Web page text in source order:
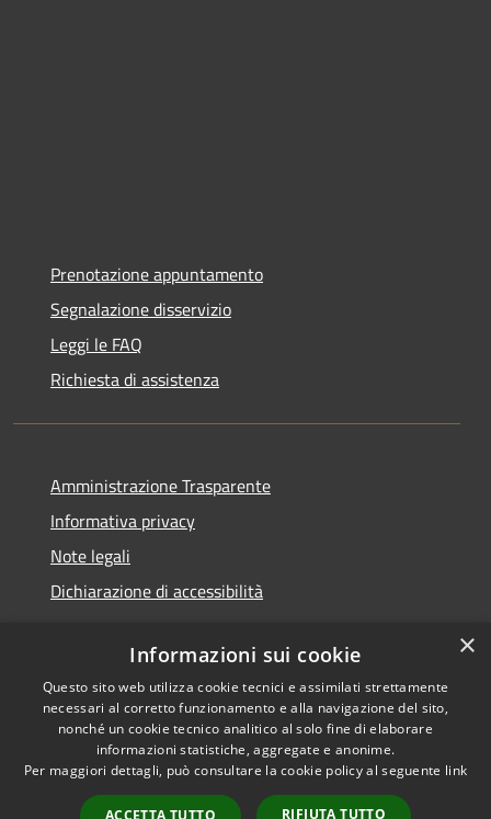
Prenotazione appuntamento
Segnalazione disservizio
Leggi le FAQ
Richiesta di assistenza
Amministrazione Trasparente
Informativa privacy
Note legali
Dichiarazione di accessibilità
RSS
Accessibilità
Cookie
Mappa del sito
Copyright © 2026 • Comune di
Castelfranci • Powered by
Municipium•Accesso
redazione
×
Informazioni sui cookie
Questo sito web utilizza cookie tecnici e assimilati strettamente
necessari al corretto funzionamento e alla navigazione del sito,
nonché un cookie tecnico analitico al solo fine di elaborare
informazioni statistiche, aggregate e anonime.
Per maggiori dettagli, può consultare la cookie policy al seguente link
ACCETTA TUTTO RIFIUTA TUTTO